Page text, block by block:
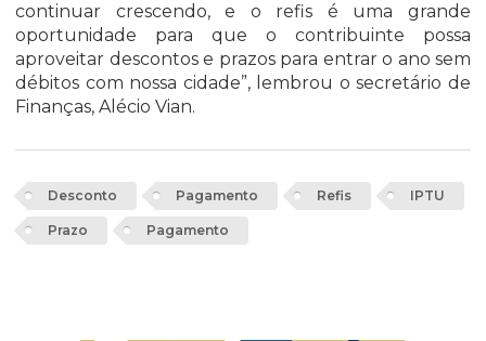
continuar crescendo, e o refis é uma grande
oportunidade para que o contribuinte possa
aproveitar descontos e prazos para entrar o ano sem
débitos com nossa cidade”, lembrou o secretário de
Finanças, Alécio Vian.
Desconto Pagamento Refis IPTU
Prazo Pagamento